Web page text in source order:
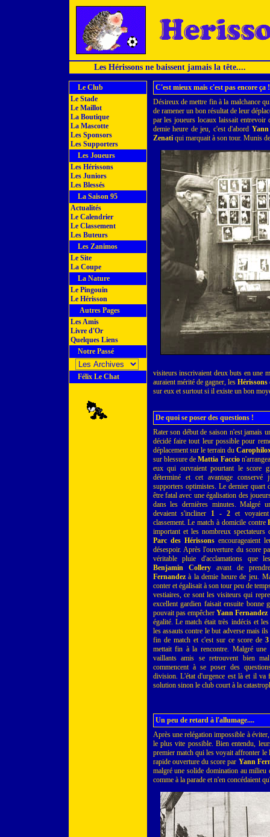
Les Hérissons ne baissent jamais la tête....
Le Club
Le Stade
Le Maillot
La Boutique
La Mascotte
Les Sponsors
Les Supporters
Les Joueurs
Les Hérissons
Les Juniors
Les Blessés
La Saison 95
Actualités
Le Calendrier
Le Classement
Les Buteurs
Les Zanimos
Le Site
La Coupe
La Nature
Le Pingouin
Le Hérisson
Autres Pages
Les Amis
Livre d'Or
Quelques Liens
Notre Passé
Félix Le Chat
C'est mieux mais c'est pas encore ça !
Désireux de mettre fin à la malchance
de ramener un bon résultat de leur
par les joueurs locaux laissait entrevoir
demie heure de jeu, c'est d'abordYann
Zenatiqui marquait à son tour. Munis de
visiteurs inscrivaient deux buts en une
auraient mérité de gagner, lesHérissons
sur eux et surtout si il existe un bon
De quoi se poser des questions !
Rater son début de saison n'est jamais
décidé faire tout leur possible pour
déplacement sur le terrain du
sur blessure deMattia Faccio
eux qui ouvraient pourtant le score
déterminé et cet avantage
supporters optimistes. Le dernier quart
être fatal avec une égalisation des
dans les dernières minutes. Malgré
devaient s'incliner 1 - 2 et
classement. Le match à domicile contre
important et les nombreux
Parc des Hérissonsencourageaient
désespoir. Après l'ouverture du score
véritable pluie d'acclamations que
Benjamin Colleryavant de
Fernandezà la demie heure de jeu.
conter et égalisait à son tour peu de
vestiaires, ce sont les visiteurs qui
excellent gardien faisait ensuite bonne
pouvait pas empêcherYann Fernandez
égalité. Le match était très indécis et
les assauts contre le but adverse mais
fin de match et c'est sur ce score de
mettait fin à la rencontre. Malgré une
vaillants amis se retrouvent bien
commencent à se poser des
division. L'état d'urgence est là et il va
solution sinon le club court à la
Un peu de retard à l'allumage....
Après une relégation impossible à
le plus vite possible. Bien entendu,
premier match qui les voyait affronter le
rapide ouverture du score par Yann
malgré une solide domination au
comme à la parade et n'en concédaient